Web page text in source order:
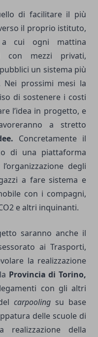
di facilitare il più
il proprio istituto,
cui ogni mattina
con mezzi privati,
un sistema più
Nei prossimi mesi la
di sostenere i costi
l’idea in progetto, e
a stretto
Concretamente il
di una piattaforma
degli
a fare sistema e
con i compagni,
e altri inquinanti.
saranno anche il
ai Trasporti,
la realizzazione
Provincia di Torino,
con gli altri
carpooling su base
delle scuole di
della